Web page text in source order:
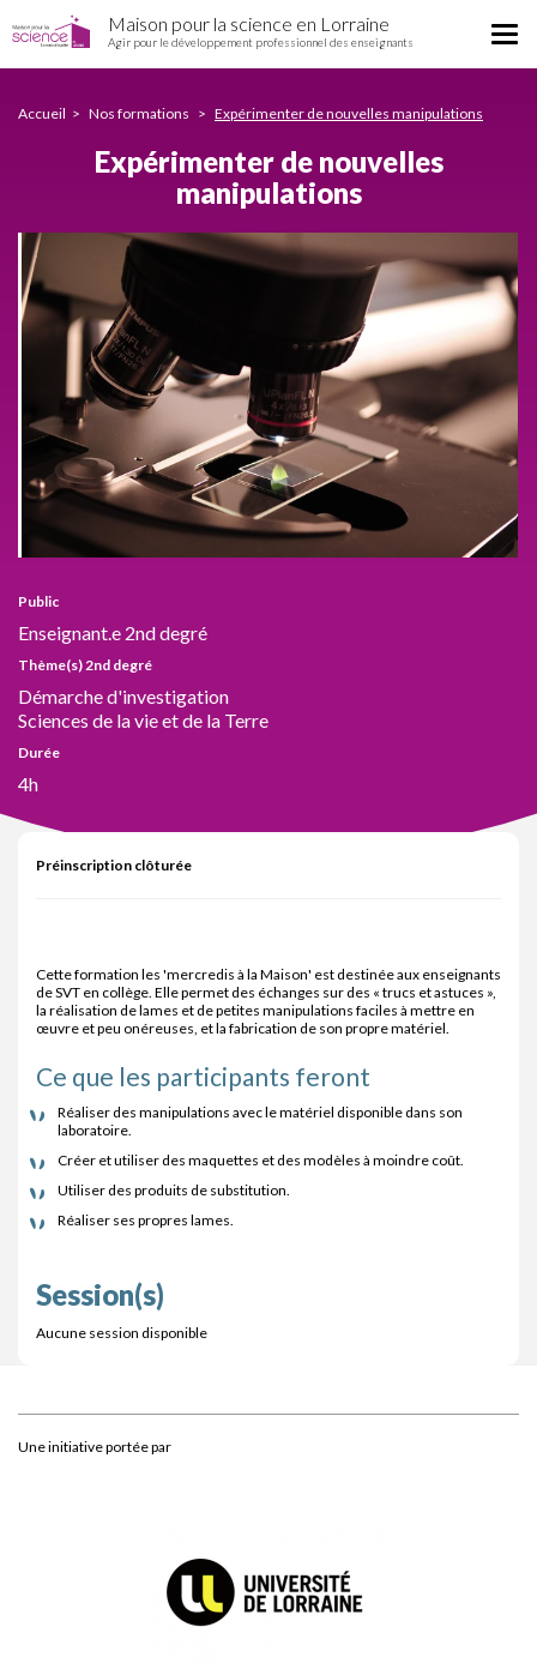
Expérimenter
de
au
Maison pour la science en Lorraine
Agir pour le développement professionnel des enseignants
Accueil Nos formations Expérimenter de nouvelles manipulations
Expérimenter de nouvelles
manipulations
Public
Enseignant.e 2nd degré
Thème(s) 2nd degré
Démarche d'investigation
Sciences de la vie et de la Terre
Durée
4h
Préinscription clôturée
Cette formation les 'mercredis à la Maison' est destinée aux enseignants
de SVT en collège. Elle permet des échanges sur des « trucs et astuces »,
la réalisation de lames et de petites manipulations faciles à mettre en
œuvre et peu onéreuses, et la fabrication de son propre matériel.
Ce que les participants feront
Réaliser des manipulations avec le matériel disponible dans son
laboratoire.
Créer et utiliser des maquettes et des modèles à moindre coût.
Utiliser des produits de substitution.
Réaliser ses propres lames.
Session(s)
Aucune session disponible
Une initiative portée par